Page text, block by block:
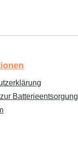
Batterieentsorgung